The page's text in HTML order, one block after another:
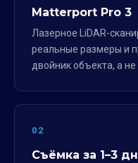
Matterport Pro 3
Лазерное LiDAR-
реальные размеры и
двойник объекта, а
02
Съёмка за 1–3